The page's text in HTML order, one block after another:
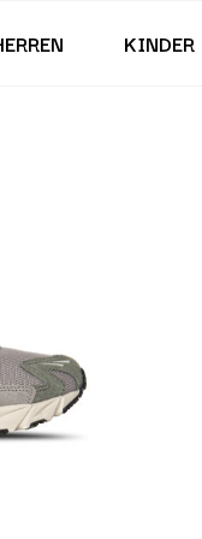
KINDER